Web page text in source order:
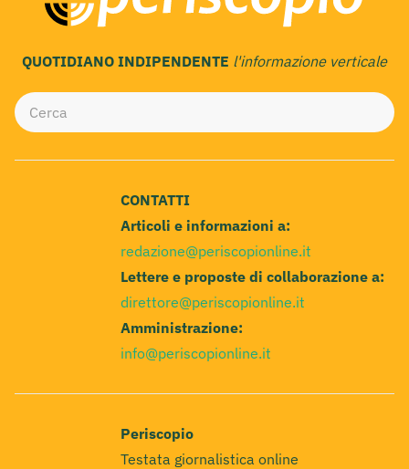
QUOTIDIANO INDIPENDENTE l'informazione verticale
CONTATTI
Articoli e informazioni a:
redazione@periscopionline.it
Lettere e proposte di collaborazione a:
direttore@periscopionline.it
Amministrazione:
info@periscopionline.it
Periscopio
Testata giornalistica online